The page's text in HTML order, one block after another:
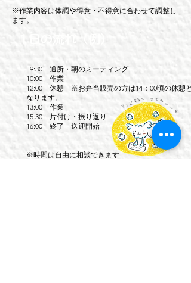
※作業内容は体調や得意・不得意に合わせて調整し
ます。
1日の流れ（例）
9:30 通所・朝のミーティング
10:00 作業
12:00 休憩 ※お弁当販売の方は14：00頃の休憩と
なります。
13:00 作業
15:30 片付け・振り返り
16:00 終了 送迎開始
※時間は自由に相談できます